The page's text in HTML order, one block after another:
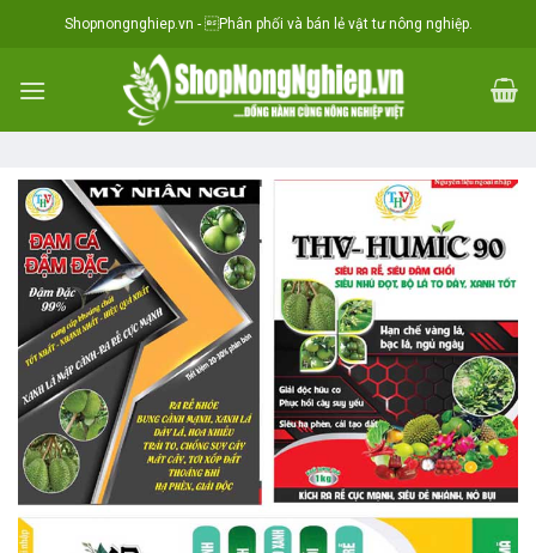
Shopnongnghiep.vn - Phân phối và bán lẻ vật tư nông nghiệp.